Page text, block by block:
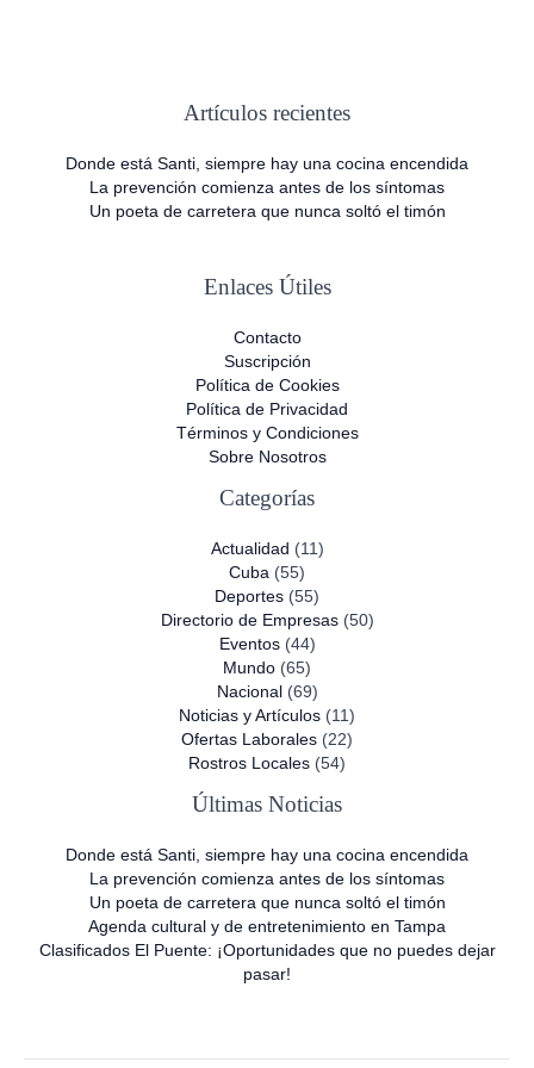
Artículos recientes
Donde está Santi, siempre hay una cocina encendida
La prevención comienza antes de los síntomas
Un poeta de carretera que nunca soltó el timón
Enlaces Útiles
Contacto
Suscripción
Política de Cookies
Política de Privacidad
Términos y Condiciones
Sobre Nosotros
Categorías
Actualidad (11)
Cuba (55)
Deportes (55)
Directorio de Empresas(50)
Eventos(44)
Mundo (65)
Nacional (69)
Noticias y Artículos (11)
Ofertas Laborales (22)
Rostros Locales (54)
Últimas Noticias
Donde está Santi, siempre hay una cocina encendida
La prevención comienza antes de los síntomas
Un poeta de carretera que nunca soltó el timón
Agenda cultural y de entretenimiento en Tampa
Clasificados El Puente: ¡Oportunidades que no puedes dejar
pasar!